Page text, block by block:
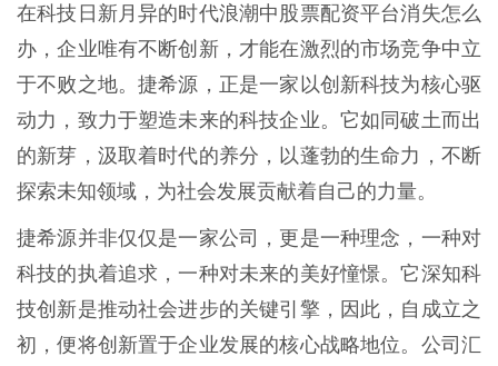
在科技日新月异的时代浪潮中股票配资平台消失怎么
办，企业唯有不断创新，才能在激烈的市场竞争中立
于不败之地。捷希源，正是一家以创新科技为核心驱
动力，致力于塑造未来的科技企业。它如同破土而出
的新芽，汲取着时代的养分，以蓬勃的生命力，不断
探索未知领域，为社会发展贡献着自己的力量。
捷希源并非仅仅是一家公司，更是一种理念，一种对
科技的执着追求，一种对未来的美好憧憬。它深知科
技创新是推动社会进步的关键引擎，因此，自成立之
初，便将创新置于企业发展的核心战略地位。公司汇